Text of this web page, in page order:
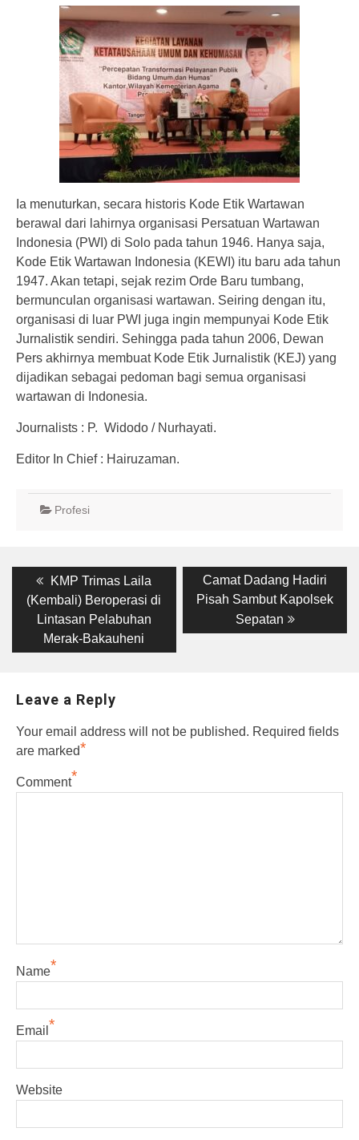
Ia menuturkan, secara historis Kode Etik Wartawan
berawal dari lahirnya organisasi Persatuan Wartawan
Indonesia (PWI) di Solo pada tahun 1946. Hanya saja,
Kode Etik Wartawan Indonesia (KEWI) itu baru ada tahun
1947. Akan tetapi, sejak rezim Orde Baru tumbang,
bermunculan organisasi wartawan. Seiring dengan itu,
organisasi di luar PWI juga ingin mempunyai Kode Etik
Jurnalistik sendiri. Sehingga pada tahun 2006, Dewan
Pers akhirnya membuat Kode Etik Jurnalistik (KEJ) yang
dijadikan sebagai pedoman bagi semua organisasi
wartawan di Indonesia.
Journalists : P. Widodo / Nurhayati.
Editor In Chief : Hairuzaman.
Profesi
Post
navigation
Previous
post:
KMP Trimas Laila
(Kembali) Beroperasi di
Lintasan Pelabuhan
Merak-Bakauheni
Next
post:
Camat Dadang Hadiri
Pisah Sambut Kapolsek
Sepatan
Leave a Reply
Your email address will not be published. Required fields
are marked*
Comment*
Name*
Email *
Website